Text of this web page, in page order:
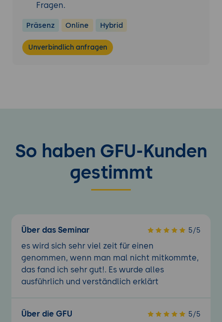
Fragen.
Präsenz Online Hybrid
Unverbindlich anfragen
So haben GFU-Kunden
gestimmt
Über das Seminar 5/5
es wird sich sehr viel zeit für einen
genommen, wenn man mal nicht mitkommte,
das fand ich sehr gut!. Es wurde alles
ausführlich und verständlich erklärt
Über die GFU 5/5